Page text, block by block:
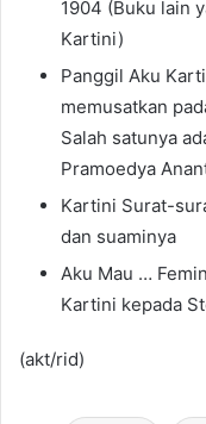
1904 (Buku lain
Kartini)
Panggil Aku
memusatkan
Salah satunya
Pramoedya
Kartini Surat-
dan suaminya
Aku Mau …
Kartini kepada
(akt/rid)